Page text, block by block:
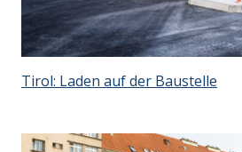
Tirol: Laden auf der Baustelle